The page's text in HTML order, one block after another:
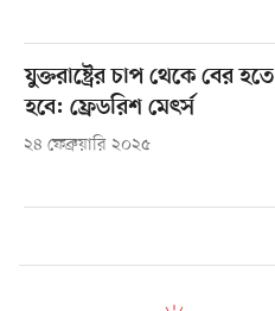
যুক্তরাষ্ট্রের চাপ থেকে বের হতে
হবে: ফ্রেডরিশ মেৎর্স
২৪ ফেব্রুয়ারি ২০২৫